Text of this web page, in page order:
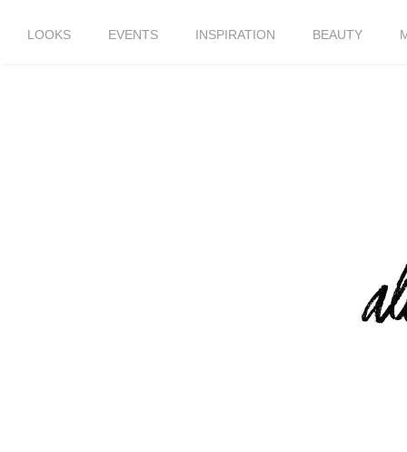
LOOKS EVENTS INSPIRATION BEAUTY